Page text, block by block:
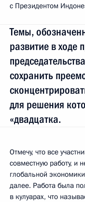
с Президентом
Темы,
развитие в ходе
сохранить
для решения
«двадцатка.
Отмечу, что все
совместную работу, и
глобальной
далее. Работа была
в кулуарах, что